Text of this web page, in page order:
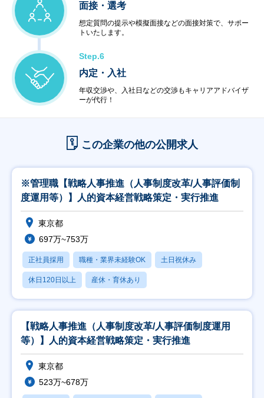
面接・選考
想定質問の提示や模擬面接などの面接対策で、サポー
トいたします。
Step.6
内定・入社
年収交渉や、入社日などの交渉もキャリアアドバイザ
ーが代行！
この企業の他の公開求人
※管理職【戦略人事推進（人事制度改革/人事評価制
度運用等）】人的資本経営戦略策定・実行推進
東京都
697万~753万
正社員採用 職種・業界未経験OK 土日祝休み
休日120日以上 産休・育休あり
【戦略人事推進（人事制度改革/人事評価制度運用
等）】人的資本経営戦略策定・実行推進
東京都
523万~678万